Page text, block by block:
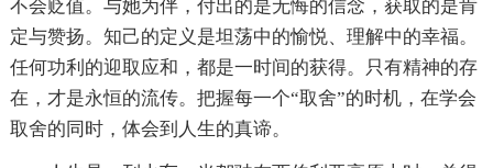
不会贬值。与她为伴，付出的是无悔的信念，获取的是肯
定与赞扬。知己的定义是坦荡中的愉悦、理解中的幸福。
任何功利的迎取应和，都是一时间的获得。只有精神的存
在，才是永恒的流传。把握每一个“取舍”的时机，在学会
取舍的同时，体会到人生的真谛。